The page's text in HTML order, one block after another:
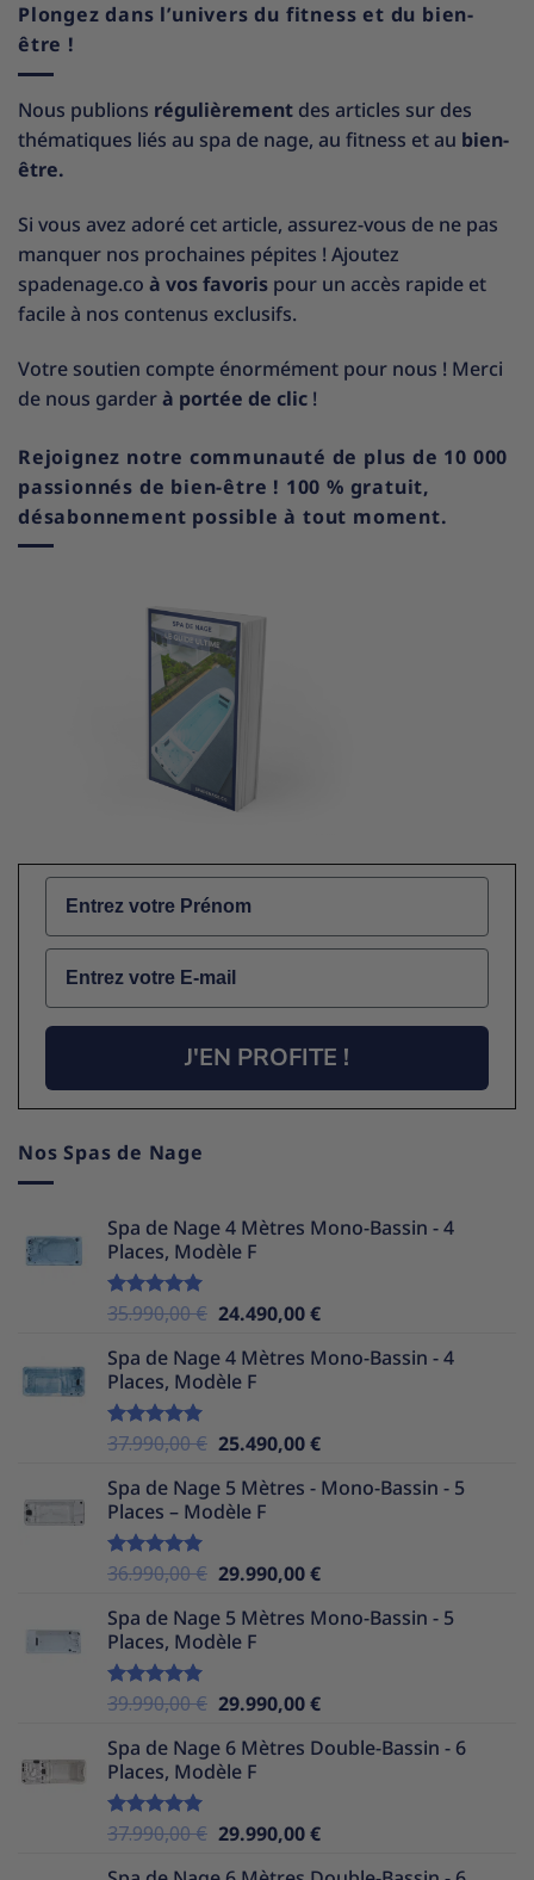
Plongez dans l’univers du fitness et du bien-
être !
Nous publions régulièrement des articles sur des
thématiques liés au spa de nage, au fitness et au bien-
être.
Si vous avez adoré cet article, assurez-vous de ne pas
manquer nos prochaines pépites ! Ajoutez
spadenage.co à vos favoris pour un accès rapide et
facile à nos contenus exclusifs.
Votre soutien compte énormément pour nous ! Merci
de nous garderà portée de clic !
Rejoignez notre communauté de plus de 10 000
passionnés de bien-être ! 100 % gratuit,
désabonnement possible à tout moment.
Name
Email
J'EN PROFITE !
Nos Spas de Nage
Spa de Nage 4 Mètres Mono-Bassin - 4
Places, Modèle F
Note5.00
35.990,00€ Le
initial
était :
24.490,00€Le
actuel
Spa de Nage 4 Mètres Mono-Bassin - 4
Places, Modèle F
Note5.00
37.990,00€ Le
initial
était :
25.490,00€Le
actuel
Spa de Nage 5 Mètres - Mono-Bassin - 5
Places – Modèle F
Note5.00
36.990,00€ Le
initial
était :
29.990,00€Le
actuel
Spa de Nage 5 Mètres Mono-Bassin - 5
Places, Modèle F
Note5.00
39.990,00€ Le
initial
était :
29.990,00€Le
actuel
Spa de Nage 6 Mètres Double-Bassin - 6
Places, Modèle F
Note5.00
37.990,00€ Le
29.990,00€Le